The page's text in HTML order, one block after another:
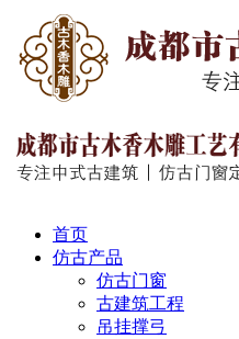
首页
仿古产品
仿古门窗
古建筑工程
吊挂撑弓